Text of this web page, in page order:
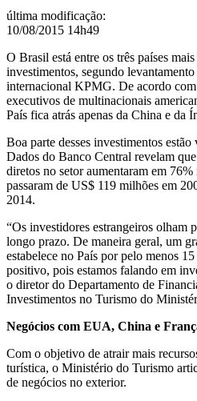
última modificação:
10/08/2015 14h49
O Brasil está entre os três países
investimentos, segundo
internacional KPMG. De acordo
executivos de multinacionais
País fica atrás apenas da China e da
Boa parte desses investimentos
Dados do Banco Central revelam
diretos no setor aumentaram em 76%
passaram de US$ 119 milhões em
2014.
“Os investidores estrangeiros olham
longo prazo. De maneira geral, um
estabelece no País por pelo menos
positivo, pois estamos falando em
o diretor do Departamento de
Investimentos no Turismo do
Negócios com EUA, China e
Com o objetivo de atrair mais
turística, o Ministério do Turismo
de negócios no exterior.